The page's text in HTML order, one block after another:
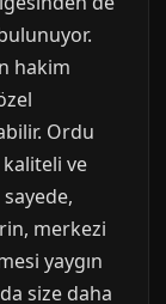
hakim
Ordu
ve
merkezi
yaygın
size daha